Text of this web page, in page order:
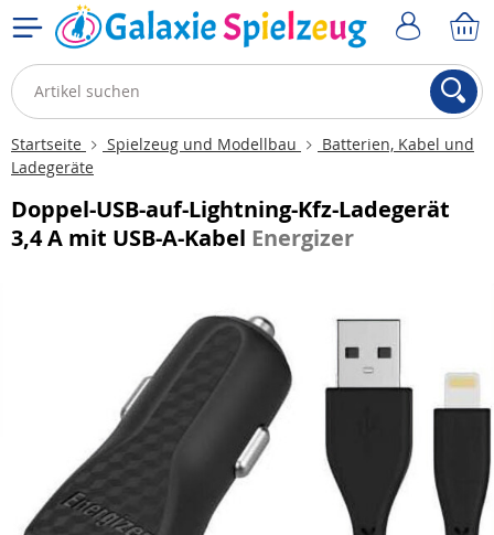
Startseite Spielzeug und Modellbau
Batterien, Kabel und
Ladegeräte
Doppel-USB-auf-Lightning-Kfz-Ladegerät
3,4 A mit USB-A-Kabel Energizer